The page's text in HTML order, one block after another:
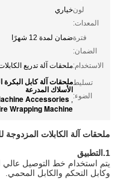
لون
المعدات:
خياري
فترة
الضمان:
ضمان لمدة 12 شهرًا
الاستخدام:ملحقات آلة تدريع
تسليط
الضوء:
ملحقات آلة كابل البكرة
الأسلاك المدرعة
,
Accessories
Wrapping Machine
ملحقات آلة الكابلات
1. التطبيق
يتم استخدام خط التوصيل
وكابل التحكم والكابل المحمي.